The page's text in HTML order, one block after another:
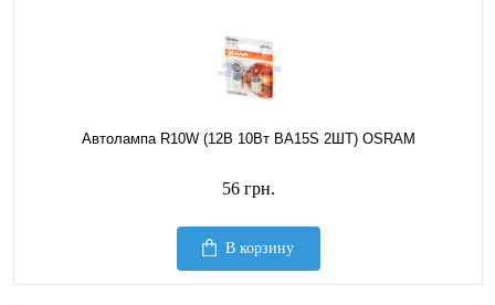
Автолампа R10W (12В 10Вт BA15S 2ШТ) OSRAM
56 грн.
В корзину